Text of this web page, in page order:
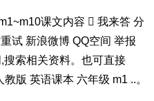
课文内容  我来答 分
试 新浪微博 QQ空间 举报
索相关资料。也可直接
版 英语课本 六年级 m1 ..。